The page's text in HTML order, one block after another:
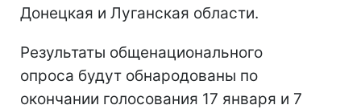
Донецкая и Луганская области.
Результаты общенационального
опроса будут обнародованы по
окончании голосования 17 января и 7